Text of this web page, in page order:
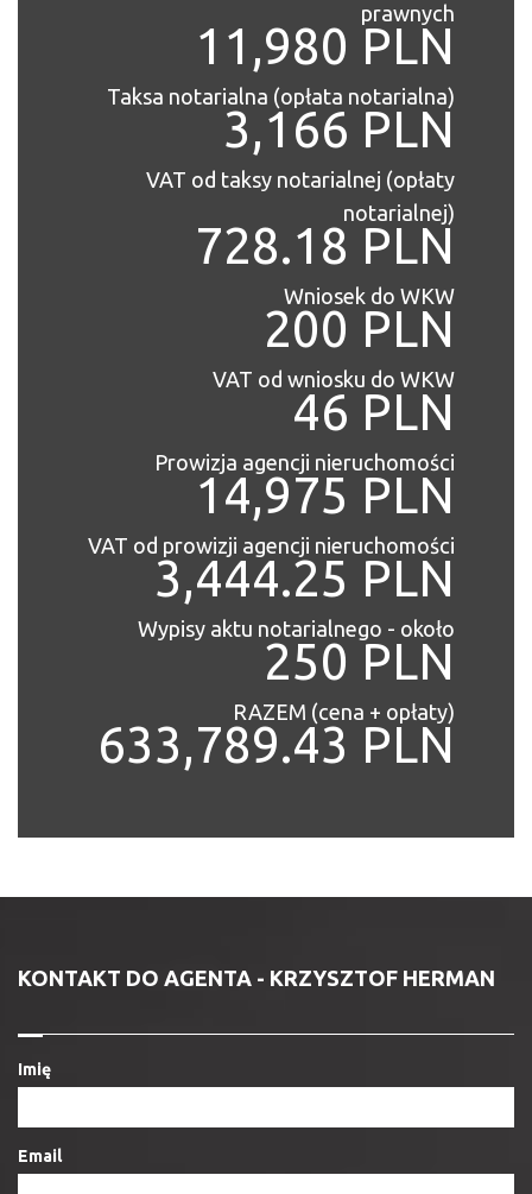
prawnych
11,980 PLN
Taksa notarialna (opłata notarialna)
3,166 PLN
VAT od taksy notarialnej (opłaty
notarialnej)
728.18 PLN
Wniosek do WKW
200 PLN
VAT od wniosku do WKW
46 PLN
Prowizja agencji nieruchomości
14,975 PLN
VAT od prowizji agencji nieruchomości
3,444.25 PLN
Wypisy aktu notarialnego - około
250 PLN
RAZEM (cena + opłaty)
633,789.43 PLN
KONTAKT DO AGENTA - KRZYSZTOF HERMAN
Imię
Email